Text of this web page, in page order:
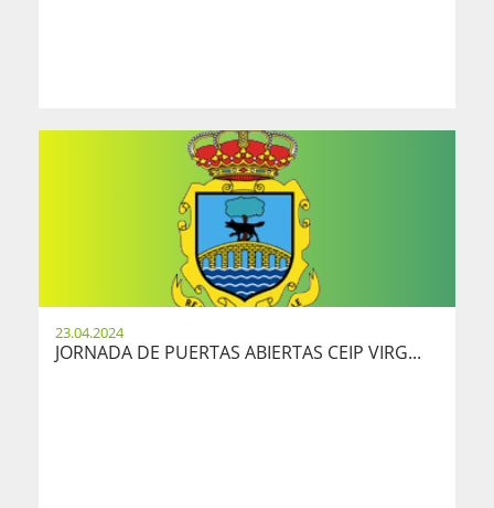
23.04.2024
JORNADA DE PUERTAS ABIERTAS CEIP VIRG...